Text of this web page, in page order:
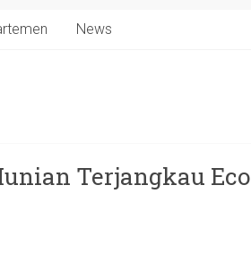
News
Terjangkau Eco